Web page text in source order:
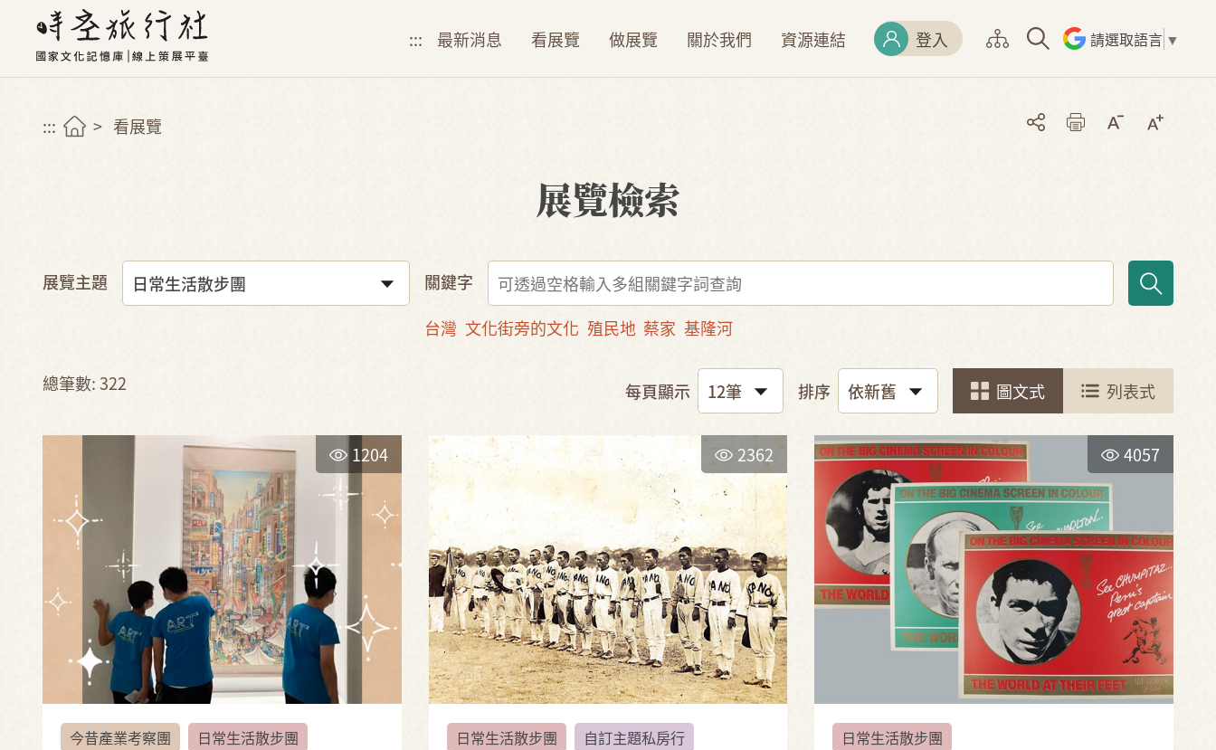
::: 最新消息 看展覽 做展覽 關於我們 資源連結 登入 請選取語言 ▼
::: 看展覽
展覽檢索
展覽主題
關鍵字
台灣 文化街旁的文化 殖民地 蔡家 基隆河
總筆數: 322 每頁顯示 排序 圖文式 列表式
1204
今昔產業考察團 日常生活散步團
2362
日常生活散步團 自訂主題私房行
4057
日常生活散步團